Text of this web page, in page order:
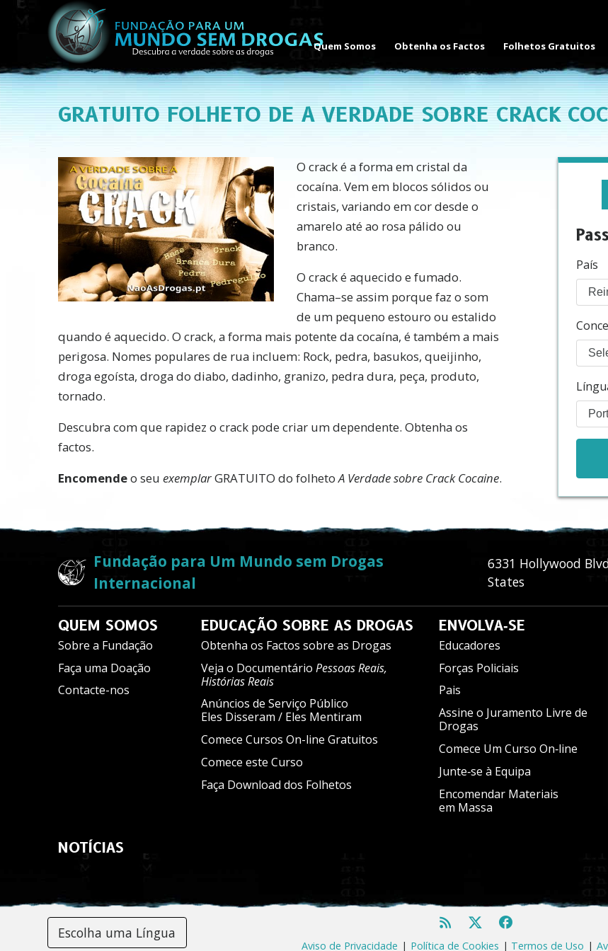
Quem Somos Obtenha os Factos Folhetos Gratuitos
GRATUITO FOLHETO DE A VERDADE SOBRE CRACK
País
O crack é a forma em cristal da
cocaína. Vem em blocos sólidos ou
cristais, variando em cor desde o
amarelo até ao rosa pálido ou
branco.
O crack é aquecido e fumado.
Chama–se assim porque faz o som
de um pequeno estouro ou estalido
quando é aquecido. O crack, a forma mais potente da cocaína, é também a mais
perigosa. Nomes populares de rua incluem: Rock, pedra, basukos, queijinho,
droga egoísta, droga do diabo, dadinho, granizo, pedra dura, peça, produto,
tornado.
Descubra com que rapidez o crack pode criar um dependente. Obtenha os
factos.
Encomendeo seu exemplarGRATUITO do folhetoA Verdade sobre Crack Cocaine.
Fundação para Um Mundo sem Drogas
Internacional
6331 Hollywood
States
QUEM SOMOS
Sobre a Fundação
Faça uma Doação
Contacte-nos
EDUCAÇÃO SOBRE AS DROGAS
Obtenha os Factos sobre as Drogas
Veja o Documentário Pessoas Reais,
Histórias Reais
Anúncios de Serviço Público
Eles Disseram / Eles Mentiram
Comece Cursos On-line Gratuitos
Comece este Curso
Faça Download dos Folhetos
ENVOLVA‑SE
Educadores
Forças Policiais
Pais
Assine o Juramento Livre de
Drogas
Comece Um Curso On‑line
Junte‑se à Equipa
Encomendar Materiais
em Massa
NOTÍCIAS
Escolha uma Língua
Aviso de Privacidade | Política de Cookies | Termos de Uso |